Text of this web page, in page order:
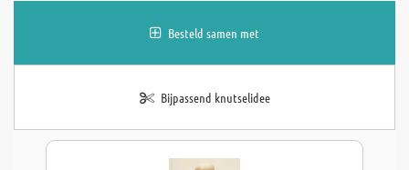
Besteld samen met
Bijpassend knutselidee